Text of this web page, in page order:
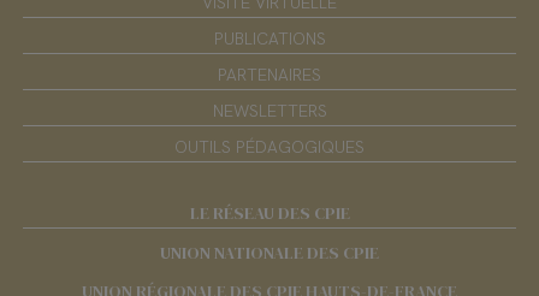
PUBLICATIONS
PARTENAIRES
NEWSLETTERS
OUTILS PÉDAGOGIQUES
LE RÉSEAU DES CPIE
UNION NATIONALE DES CPIE
UNION RÉGIONALE DES CPIE HAUTS-DE-FRANCE